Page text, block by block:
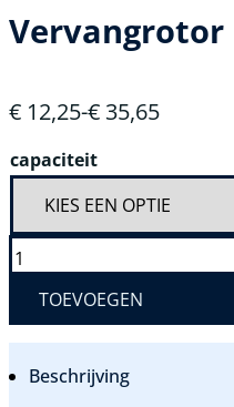
Vervangrotor
€ 12,25-€ 35,65
Prijsklasse:
€ 12,25
capaciteit
VERVANGROTOR
BIOMASTER
TOEVOEGEN
Beschrijving